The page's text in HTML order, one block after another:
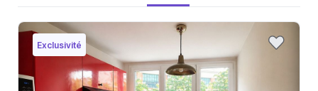
Exclusivité